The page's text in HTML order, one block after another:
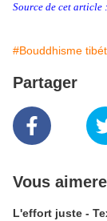
Source de cet article :
#Bouddhisme
Partager
Vous
L'effort juste -